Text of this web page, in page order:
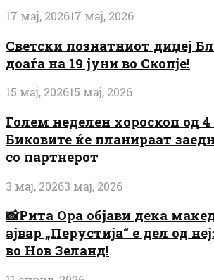
17 мај, 202617 мај, 2026
Светски познатниот диџеј
доаѓа на 19 јуни во Скопје!
15 мај, 202615 мај, 2026
Голем неделен хороскоп од 4
Биковите ќе планираат
со партнерот
3 мај, 20263 мај, 2026
📸Рита Ора објави дека
ајвар „Перустија“ е дел од
во Нов Зеланд!